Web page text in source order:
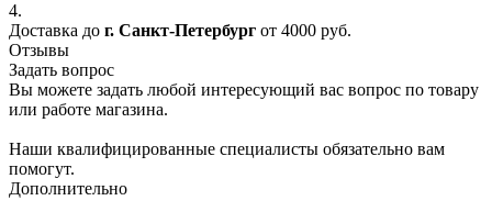
4.
Доставка до г. Санкт-Петербург от 4000 руб.
Отзывы
Задать вопрос
Вы можете задать любой интересующий вас вопрос по товару
или работе магазина.
Наши квалифицированные специалисты обязательно вам
помогут.
Дополнительно